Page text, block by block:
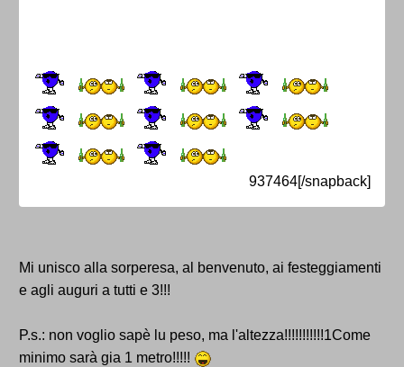
937464[/snapback]
Mi unisco alla sorperesa, al benvenuto, ai festeggiamenti
e agli auguri a tutti e 3!!!
P.s.: non voglio sapè lu peso, ma l'altezza!!!!!!!!!!!1Come
minimo sarà gia 1 metro!!!!!